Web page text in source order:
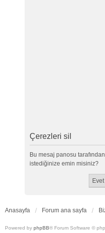
Çerezleri sil
Bu mesaj panosu
istediğinize emin misiniz?
Anasayfa Forum ana sayfa
Powered by phpBB® Forum Software ©